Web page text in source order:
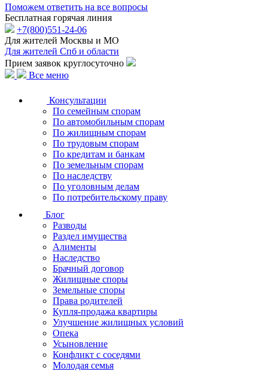
Поможем ответить на все вопросы
Бесплатная горячая линия
+7(800)551-24-06
Для жителей Москвы и МО
Для жителей Спб и области
Прием заявок круглосуточно
Все меню
Консультации
По семейным спорам
По автомобильным спорам
По жилищным спорам
По трудовым спорам
По кредитам и банкам
По земельным спорам
По наследству
По уголовным делам
По потребительскому праву
Блог
Разводы
Раздел имущества
Алименты
Наследство
Брачный договор
Жилищные споры
Земельные споры
Права родителей
Купля-продажа квартиры
Улучшение жилищных условий
Опека
Усыновление
Конфликт с соседями
Молодая семья